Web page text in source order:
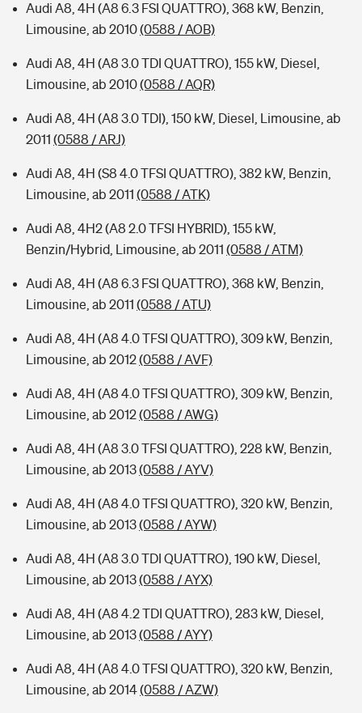
Audi A8, 4H (A8 6.3 FSI QUATTRO), 368 kW, Benzin,
Limousine, ab 2010(0588 / AOB)
Audi A8, 4H (A8 3.0 TDI QUATTRO), 155 kW, Diesel,
Limousine, ab 2010(0588 / AQR)
Audi A8, 4H (A8 3.0 TDI), 150 kW, Diesel, Limousine, ab
2011 (0588 / ARJ)
Audi A8, 4H (S8 4.0 TFSI QUATTRO), 382 kW, Benzin,
Limousine, ab 2011 (0588 / ATK)
Audi A8, 4H2 (A8 2.0 TFSI HYBRID), 155 kW,
Benzin/Hybrid, Limousine, ab 2011 (0588 / ATM)
Audi A8, 4H (A8 6.3 FSI QUATTRO), 368 kW, Benzin,
Limousine, ab 2011 (0588 / ATU)
Audi A8, 4H (A8 4.0 TFSI QUATTRO), 309 kW, Benzin,
Limousine, ab 2012(0588 / AVF)
Audi A8, 4H (A8 4.0 TFSI QUATTRO), 309 kW, Benzin,
Limousine, ab 2012(0588 / AWG)
Audi A8, 4H (A8 3.0 TFSI QUATTRO), 228 kW, Benzin,
Limousine, ab 2013(0588 / AYV)
Audi A8, 4H (A8 4.0 TFSI QUATTRO), 320 kW, Benzin,
Limousine, ab 2013(0588 / AYW)
Audi A8, 4H (A8 3.0 TDI QUATTRO), 190 kW, Diesel,
Limousine, ab 2013(0588 / AYX)
Audi A8, 4H (A8 4.2 TDI QUATTRO), 283 kW, Diesel,
Limousine, ab 2013(0588 / AYY)
Audi A8, 4H (A8 4.0 TFSI QUATTRO), 320 kW, Benzin,
Limousine, ab 2014(0588 / AZW)